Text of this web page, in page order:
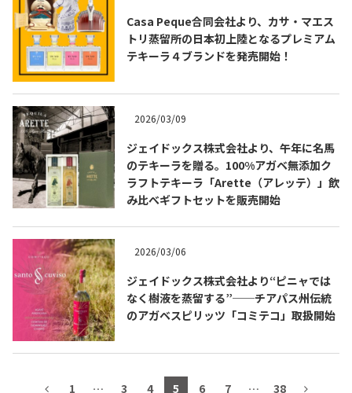
About
テキーラのつくり方 テキーラマーケット
テキーラの飲み方
メキシコ料理
メキシコの記念日 トピックス
イベント一覧
テキーラ・メスカルが 飲めるバー
＆レストラン
お問合せ
Casa Peque合同会社より、カサ・マエス
トリ蒸留所の日本初上陸となるプレミアム
テキーラ４ブランドを発売開始！
2026/03/09
ジェイドックス株式会社より、午年に名馬
のテキーラを贈る。100%アガベ無添加ク
ラフトテキーラ「Arette（アレッテ）」飲
み比べギフトセットを販売開始
2026/03/06
ジェイドックス株式会社より“ピニャでは
なく樹液を蒸留する”──チアパス州伝統
のアガベスピリッツ「コミテコ」取扱開始
1 … 3 4 5 6 7 … 38